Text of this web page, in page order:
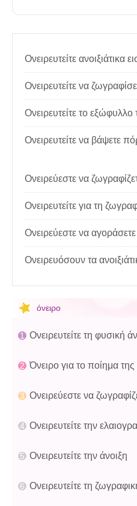
Ονειρευτείτε ανοιξιάτικα
Ονειρευτείτε να
Ονειρευτείτε το εξώφυλλο
Ονειρευτείτε να βάψετε
Ονειρεύεστε να
Ονειρευτείτε για τη
Ονειρεύεστε να
Ονειρευόσουν τα
όνειρο
Ονειρευτείτε τη φυσική
Όνειρο για το ποίημα της
Ονειρεύεστε να
Ονειρευτείτε την
Ονειρευτείτε την άνοιξη
Ονειρευτείτε τη